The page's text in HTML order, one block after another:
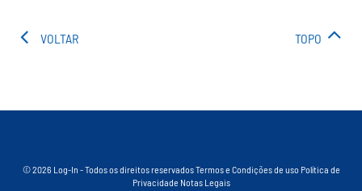
VOLTAR TOPO
© 2026 Log-In - Todos os direitos reservadosTermos e Condições de uso Política de
Privacidade Notas Legais